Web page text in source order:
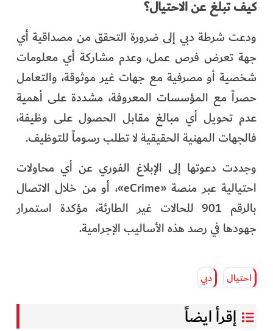
كيف تبلغ عن الاحتيال؟
ودعت شرطة دبي إلى ضرورة التحقق من مصداقية أي
جهة تعرض فرص عمل، وعدم مشاركة أي معلومات
شخصية أو مصرفية مع جهات غير موثوقة، والتعامل
حصراً مع المؤسسات المعروفة، مشددة على أهمية
عدم تحويل أي مبالغ مقابل الحصول على وظيفة،
فالجهات المهنية الحقيقية لا تطلب رسوماً للتوظيف.
وجددت دعوتها إلى الإبلاغ الفوري عن أي محاولات
احتيالية عبر منصة «eCrime»، أو من خلال الاتصال
بالرقم 901 للحالات غير الطارئة، مؤكدة استمرار
جهودها في رصد هذه الأساليب الإجرامية.
احتيال دبي
إقرأ ايضاً